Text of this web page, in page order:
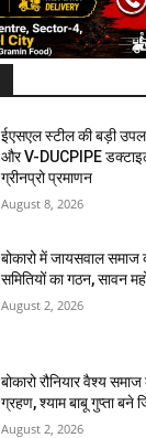
ईएसएल स्टील की बड़ी
और V-DUCPIPE
ग्रीनप्रो प्रमाणन
August 8, 2026
बोकारो में जायसवाल
समितियों का गठन, सावन
August 2, 2026
बोकारो रौनियार वैश्य
ग्रहण, श्याम बाबू गुप्ता बने
August 2, 2026